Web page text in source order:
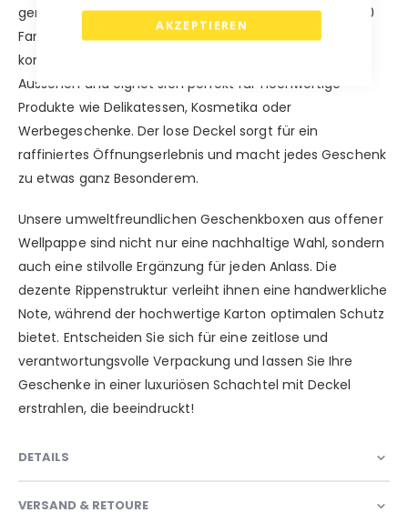
AKZEPTIEREN
gerippter offener Wellpappe besteht und in mehr als 10
Farben erhältlich ist. Dieser luxuriöse Geschenkkarton
kombiniert eine robuste Struktur mit einem stilvollen
Aussehen und eignet sich perfekt für hochwertige
Produkte wie Delikatessen, Kosmetika oder
Werbegeschenke. Der lose Deckel sorgt für ein
raffiniertes Öffnungserlebnis und macht jedes Geschenk
zu etwas ganz Besonderem.
Unsere umweltfreundlichen Geschenkboxen aus offener
Wellpappe sind nicht nur eine nachhaltige Wahl, sondern
auch eine stilvolle Ergänzung für jeden Anlass. Die
dezente Rippenstruktur verleiht ihnen eine handwerkliche
Note, während der hochwertige Karton optimalen Schutz
bietet. Entscheiden Sie sich für eine zeitlose und
verantwortungsvolle Verpackung und lassen Sie Ihre
Geschenke in einer luxuriösen Schachtel mit Deckel
erstrahlen, die beeindruckt!
DETAILS
VERSAND & RETOURE